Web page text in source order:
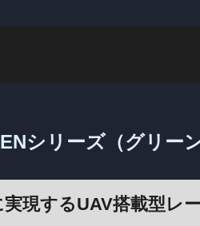
シリーズ（グリー
現するUAV搭載型レ